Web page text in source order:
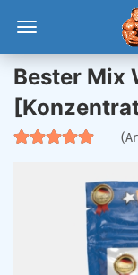
Bester Mix